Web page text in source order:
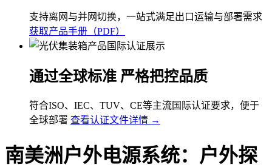
支持离网与并网切换，一站式满足出口运输与部署需求
获取产品手册（PDF）
通过全球标准 严格把控品质
符合ISO、IEC、TUV、CE等主流国际认证要求，便于
全球部署 查看认证文件详情 →
南美洲户外电源系统：户外探